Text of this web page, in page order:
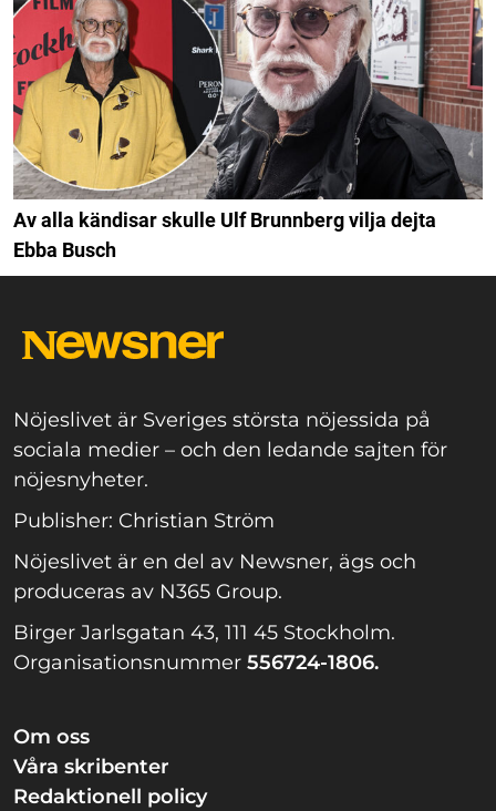
Av alla kändisar skulle Ulf Brunnberg vilja dejta
Ebba Busch
Nöjeslivet är Sveriges största nöjessida på
sociala medier – och den ledande sajten för
nöjesnyheter.
Publisher: Christian Ström
Nöjeslivet är en del av Newsner, ägs och
produceras av N365 Group.
Birger Jarlsgatan 43, 111 45 Stockholm.
Organisationsnummer 556724-1806.
Om oss
Våra skribenter
Redaktionell policy